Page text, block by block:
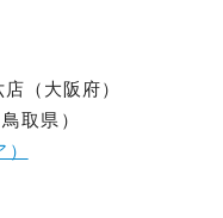
（大阪府）
取県）